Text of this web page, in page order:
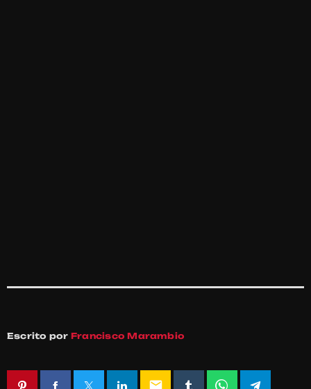
Escrito por Francisco Marambio
email